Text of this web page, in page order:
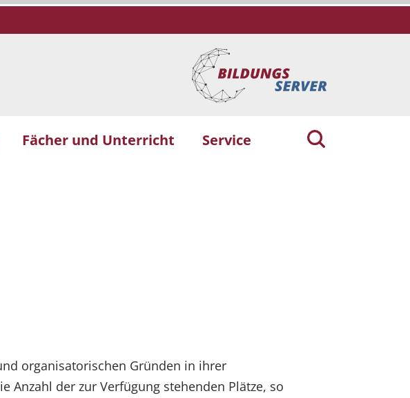
Fächer und Unterricht
Service
organisatorischen Gründen in ihrer
Anzahl der zur Verfügung stehenden Plätze, so